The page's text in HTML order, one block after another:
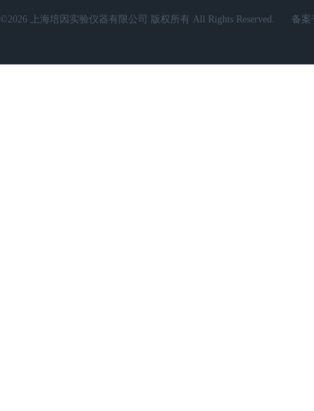
©2026 上海培因实验仪器有限公司 版权所有 All Rights Reserved. 备案